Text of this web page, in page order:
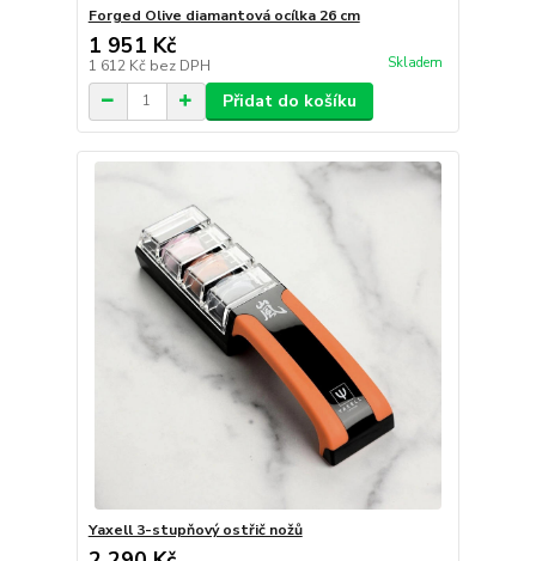
Forged Olive diamantová ocílka 26 cm
1 951 Kč
1 612 Kč bez DPH Skladem
Přidat do košíku
Yaxell 3-stupňový ostřič nožů